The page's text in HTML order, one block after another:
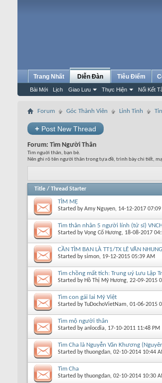
Trang Nhất Diễn Đàn
Bài Mới Lịch Giao Lưu Thực Hiện Nối Kết
Tiêu Điểm
Forum Góc Thành Viên Linh Tinh
+ Post New Thread
Forum: Tìm Người Thân
Tìm nguời thân, bạn bè.
Nên ghi rõ tên người thân trong tựa đề, trình bày chi tiết,
Title / Thread Starter
TÌM MẸ
Started byAmy Nguyen, 14-12-2017 07:09
Tìm thân nhân 5 người lính (tử sĩ)
Started byVọng Cố Hương, 18-08-2017
CẦN TÌM BẠN LÀ TT1/TX LÊ VĂN
Started bysimon, 19-12-2015 05:39 AM
Tìm chồng mất tích: Trung uý Lưu Lập
Started by Hồ Thị Mỹ Hương, 22-09-2015
Tìm con gái lai Mỹ Việt
Started byTuDochoVietNam, 01-06-2015
Tìm mộ người thân
Started byanlocdia, 17-10-2011 11:48 PM
Tìm Cha là Nguyễn Văn Khương
Started bythuongdan, 02-10-2014 10:44
Tìm Cha
Started bythuongdan, 02-10-2014 10:30